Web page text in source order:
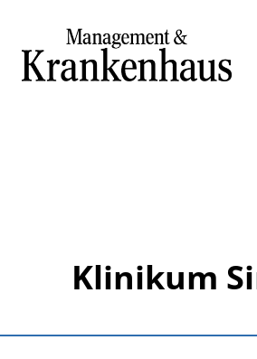
Klinikum